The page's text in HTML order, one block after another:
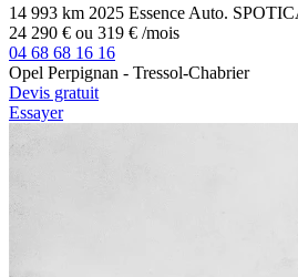
14 993 km 2025 Essence Auto.
24 290 € ou 319 € /mois
04 68 68 16 16
Opel Perpignan - Tressol-Chabrier
Devis gratuit
Essayer